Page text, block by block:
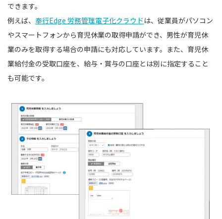
できます。
例えば、 奉行Edge 労務管理電子化クラウドは、従業員がパソコン
やスマートフォンから育児休業の取得申請ができ、男性が育児休
業のみを取得する場合の申請にも対応しています。また、育児休
業給付金の受取口座を、給与・賞与の口座とは別に指定すること
も可能です。